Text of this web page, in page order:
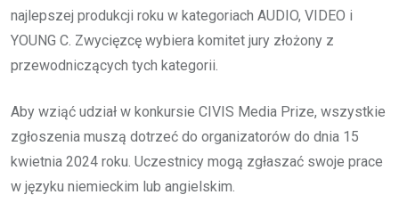
najlepszej produkcji roku w kategoriach AUDIO, VIDEO i
YOUNG C. Zwycięzcę wybiera komitet jury złożony z
przewodniczących tych kategorii.
Aby wziąć udział w konkursie CIVIS Media Prize, wszystkie
zgłoszenia muszą dotrzeć do organizatorów do dnia 15
kwietnia 2024 roku. Uczestnicy mogą zgłaszać swoje prace
w języku niemieckim lub angielskim.